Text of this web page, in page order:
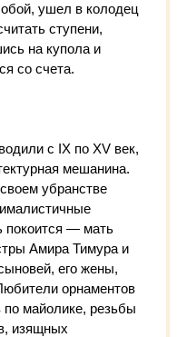
ушел в колодец
ступени,
на купола и
со счета.
с IX по XV век,
мешанина.
убранстве
покоится — мать
Амира Тимура и
его жены,
орнаментов
по майолике, резьбы
изящных